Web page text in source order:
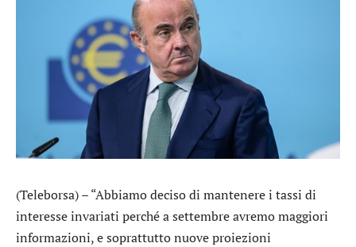
(Teleborsa) – “Abbiamo deciso di mantenere i tassi di
interesse invariati perché a settembre avremo maggiori
informazioni, e soprattutto nuove proiezioni